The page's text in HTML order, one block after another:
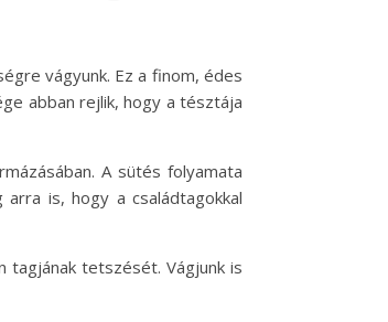
vágyunk. Ez a finom, édes
abban rejlik, hogy a tésztája
A sütés folyamata
is, hogy a családtagokkal
tagjának tetszését. Vágjunk is